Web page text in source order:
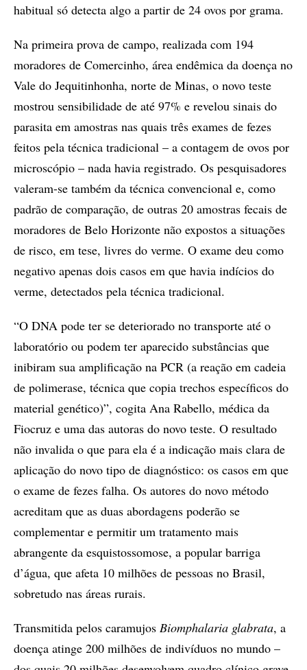
habitual só detecta algo a partir de 24 ovos por grama.
Na primeira prova de campo, realizada com 194
moradores de Comercinho, área endêmica da doença no
Vale do Jequitinhonha, norte de Minas, o novo teste
mostrou sensibilidade de até 97% e revelou sinais do
parasita em amostras nas quais três exames de fezes
feitos pela técnica tradicional – a contagem de ovos por
microscópio – nada havia registrado. Os pesquisadores
valeram-se também da técnica convencional e, como
padrão de comparação, de outras 20 amostras fecais de
moradores de Belo Horizonte não expostos a situações
de risco, em tese, livres do verme. O exame deu como
negativo apenas dois casos em que havia indícios do
verme, detectados pela técnica tradicional.
“O DNA pode ter se deteriorado no transporte até o
laboratório ou podem ter aparecido substâncias que
inibiram sua amplificação na PCR (a reação em cadeia
de polimerase, técnica que copia trechos específicos do
material genético)”, cogita Ana Rabello, médica da
Fiocruz e uma das autoras do novo teste. O resultado
não invalida o que para ela é a indicação mais clara de
aplicação do novo tipo de diagnóstico: os casos em que
o exame de fezes falha. Os autores do novo método
acreditam que as duas abordagens poderão se
complementar e permitir um tratamento mais
abrangente da esquistossomose, a popular barriga
d’água, que afeta 10 milhões de pessoas no Brasil,
sobretudo nas áreas rurais.
Transmitida pelos caramujos Biomphalaria glabrata, a
doença atinge 200 milhões de indivíduos no mundo –